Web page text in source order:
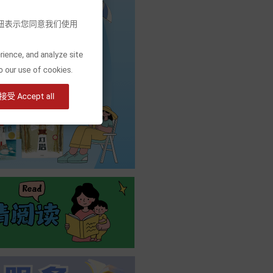
表示您同意我们使用
and analyze site
our use of cookies.
受 Accept all